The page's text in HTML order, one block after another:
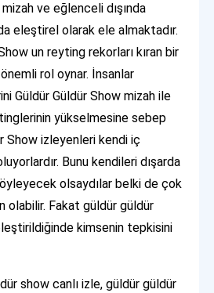
ve eğlenceli dışında
eleştirel olarak ele almaktadır.
un reyting rekorları kıran bir
rol oynar. İnsanlar
Güldür Güldür Show mizah ile
yükselmesine sebep
Show izleyenleri kendi iç
Bunu kendileri dışarda
olsaydılar belki de çok
olabilir. Fakat güldür güldür
kimsenin tepkisini
show canlı izle, güldür güldür